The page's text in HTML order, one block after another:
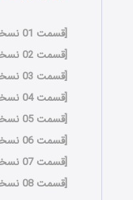
[قسمت 01 نسخه 1080p
[قسمت 02 نسخه 1080p
[قسمت 03 نسخه 1080p
[قسمت 04 نسخه 1080p
[قسمت 05 نسخه 1080p
[قسمت 06 نسخه 1080p
[قسمت 07 نسخه 1080p
[قسمت 08 نسخه 1080p